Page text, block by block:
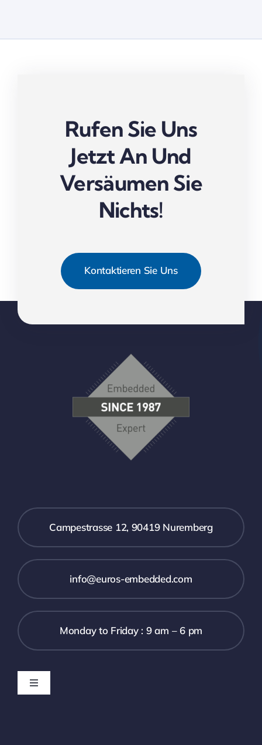
Rufen Sie Uns
Jetzt An Und
Versäumen Sie
Nichts!
Kontaktieren Sie Uns
Campestrasse 12, 90419 Nuremberg
info@euros-embedded.com
Monday to Friday : 9 am – 6 pm
Toggle